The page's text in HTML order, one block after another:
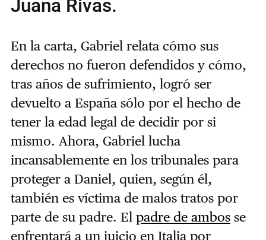
Juana Rivas.
En la carta, Gabriel relata cómo sus
derechos no fueron defendidos y cómo,
tras años de sufrimiento, logró ser
devuelto a España sólo por el hecho de
tener la edad legal de decidir por si
mismo. Ahora, Gabriel lucha
incansablemente en los tribunales para
proteger a Daniel, quien, según él,
también es víctima de malos tratos por
parte de su padre. El padre de ambosse
enfrentará a un juicio en Italia por